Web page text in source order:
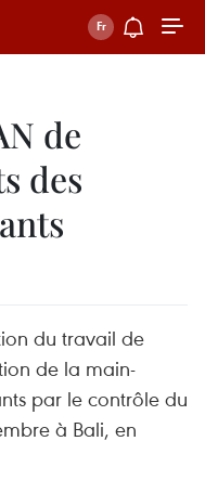
de
des
du travail de
de la main-
par le contrôle du
à Bali, en